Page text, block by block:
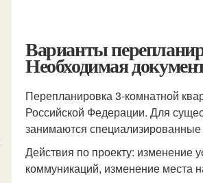
Варианты
Необходимая
Перепланировка 3-комнатной
Российской Федерации. Для
занимаются
Действия по проекту: изменение
коммуникаций, изменение места